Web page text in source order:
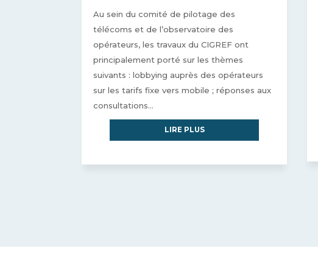
Au sein du comité de pilotage des
télécoms et de l’observatoire des
opérateurs, les travaux du CIGREF ont
principalement porté sur les thèmes
suivants : lobbying auprès des opérateurs
sur les tarifs fixe vers mobile ; réponses aux
consultations...
LIRE PLUS